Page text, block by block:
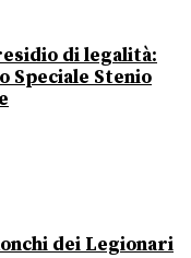
di legalità:
Speciale Stenio
dei Legionari